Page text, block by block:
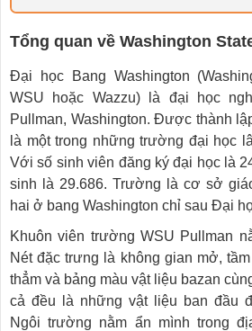
Tổng quan về Washington
Đại học Bang Washington
WSU hoặc Wazzu) là đại học
Pullman, Washington. Được thành
là một trong những trường đại học
Với số sinh viên đăng ký đại học là
sinh là 29.686. Trường là cơ sở
hai ở bang Washington chỉ sau Đại
Khuôn viên trường WSU Pullman
Nét đặc trưng là không gian mở,
thẳm và bảng màu vật liệu bazan
cả đều là những vật liệu ban đầu
Ngôi trường nằm ẩn mình trong